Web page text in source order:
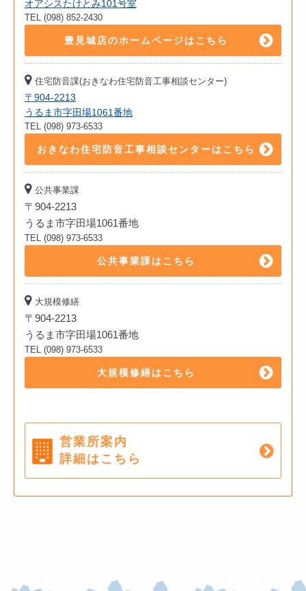
オアシスたけとみ101号室
TEL (098) 852-2430
豊見城店のホームページはこちら
住宅防音課(おきなわ住宅防音工事相談センター)
〒904-2213
うるま市字田場1061番地
TEL (098) 973-6533
おきなわ住宅防音工事相談センターはこちら
公共事業課
〒904-2213
うるま市字田場1061番地
TEL (098) 973-6533
公共事業課はこちら
大規模修繕
〒904-2213
うるま市字田場1061番地
TEL (098) 973-6533
大規模修繕はこちら
営業所案内
詳細はこちら